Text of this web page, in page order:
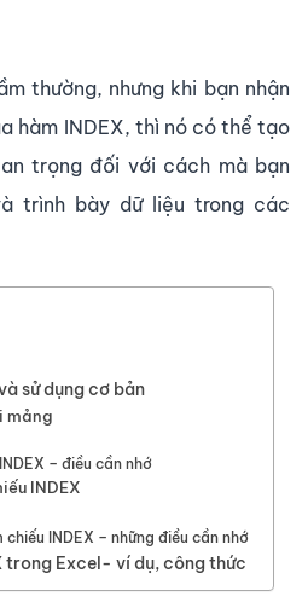
thường, nhưng khi bạn nhận
hàm INDEX, thì nó có thể tạo
trọng đối với cách mà bạn
trình bày dữ liệu trong các
sử dụng cơ bản
mảng
– điều cần nhớ
INDEX
INDEX – những điều cần nhớ
trong Excel- ví dụ, công thức